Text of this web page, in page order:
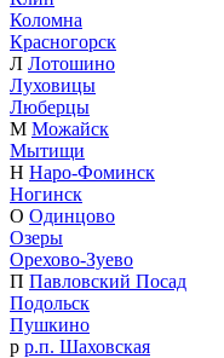
Коломна
Красногорск
Л Лотошино
Луховицы
Люберцы
М Можайск
Мытищи
Н Наро-Фоминск
Ногинск
О Одинцово
Озеры
Орехово-Зуево
П Павловский Посад
Подольск
Пушкино
р р.п. Шаховская